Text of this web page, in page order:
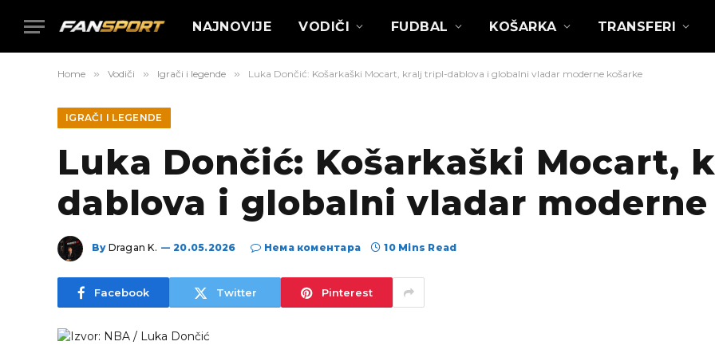
NAJNOVIJE VODIČI FUDBAL KOŠARKA TRANSFERI
Home » Vodiči » Igrači i legende » Luka Dončić: Košarkaški Mocart, kralj tripl-dablova i globalni vladar moderne košarke
IGRAČI I LEGENDE
Luka Dončić: Košarkaški Mocart,
dablova i globalni vladar
By Dragan K. 20.05.2026 Нема коментара 10 Mins Read
Facebook Twitter Pinterest